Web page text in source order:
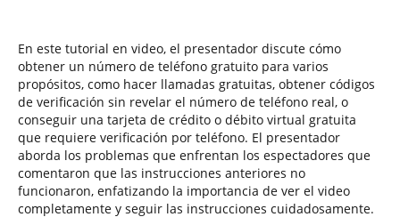
En este tutorial en video, el presentador discute cómo
obtener un número de teléfono gratuito para varios
propósitos, como hacer llamadas gratuitas, obtener códigos
de verificación sin revelar el número de teléfono real, o
conseguir una tarjeta de crédito o débito virtual gratuita
que requiere verificación por teléfono. El presentador
aborda los problemas que enfrentan los espectadores que
comentaron que las instrucciones anteriores no
funcionaron, enfatizando la importancia de ver el video
completamente y seguir las instrucciones cuidadosamente.